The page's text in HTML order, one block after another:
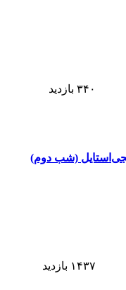
۳۴۰ بازدید
۱۴۳۷ بازدید